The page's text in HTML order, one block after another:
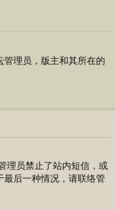
理员，版主和其所在的
理员禁止了站内短信，或
最后一种情况，请联络管